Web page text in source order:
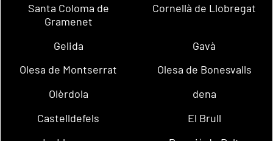
Santa Coloma de
Gramenet
Cornellà de Llobregat
Gelida
Gavà
Olesa de Montserrat
Olesa de Bonesvalls
Olèrdola
dena
Castelldefels
El Brull